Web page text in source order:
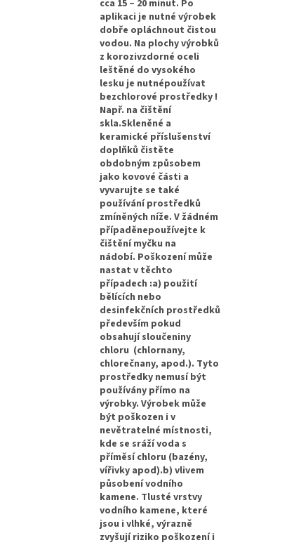
cca 15 – 20 minut. Po
aplikaci je nutné výrobek
dobře opláchnout čistou
vodou. Na plochy výrobků
z korozivzdorné oceli
leštěné do vysokého
lesku je nutnépoužívat
bezchlorové prostředky !
Např. na čištění
skla.Skleněné a
keramické příslušenství
doplňků čistěte
obdobným způsobem
jako kovové části a
vyvarujte se také
používání prostředků
zmíněných níže. V žádném
případěnepoužívejte k
čištění myčku na
nádobí. Poškození může
nastat v těchto
případech :a) použití
bělících nebo
desinfekčních prostředků
především pokud
obsahují sloučeniny
chloru (chlornany,
chlorečnany, apod.). Tyto
prostředky nemusí být
používány přímo na
výrobky. Výrobek může
být poškozen i v
nevětratelné místnosti,
kde se sráží voda s
příměsí chloru (bazény,
vířivky apod).b) vlivem
působení vodního
kamene. Tlusté vrstvy
vodního kamene, které
jsou i vlhké, výrazně
zvyšují riziko poškození i